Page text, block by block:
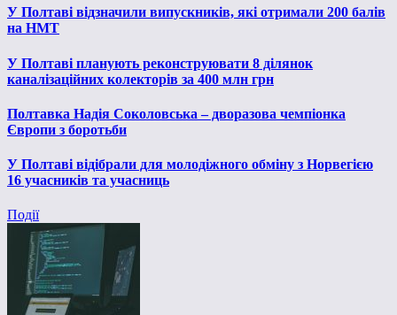
У Полтаві відзначили випускників, які отримали 200 балів
на НМТ
У Полтаві планують реконструювати 8 ділянок
каналізаційних колекторів за 400 млн грн
Полтавка Надія Соколовська – дворазова чемпіонка
Європи з боротьби
У Полтаві відібрали для молодіжного обміну з Норвегією
16 учасників та учасниць
Події